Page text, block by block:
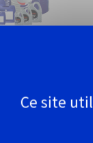
Ce site